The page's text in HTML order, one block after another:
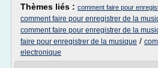
Thèmes liés : comment faire pour
comment faire pour enregistrer de la
comment faire pour enregistrer de la
faire pour enregistrer de la musique /
electronique